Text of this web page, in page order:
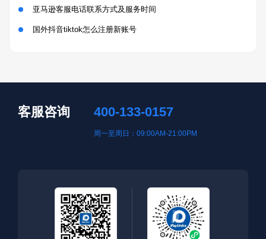
亚马逊客服电话联系方式及服务时间
国外抖音tiktok怎么注册新账号
客服咨询 400-133-0157
周一至周日：09:00AM-21:00PM